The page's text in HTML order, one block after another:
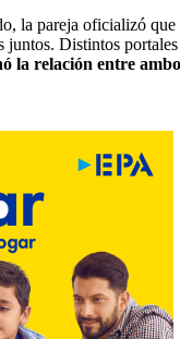
la pareja oficializó que
juntos. Distintos
la relación entre